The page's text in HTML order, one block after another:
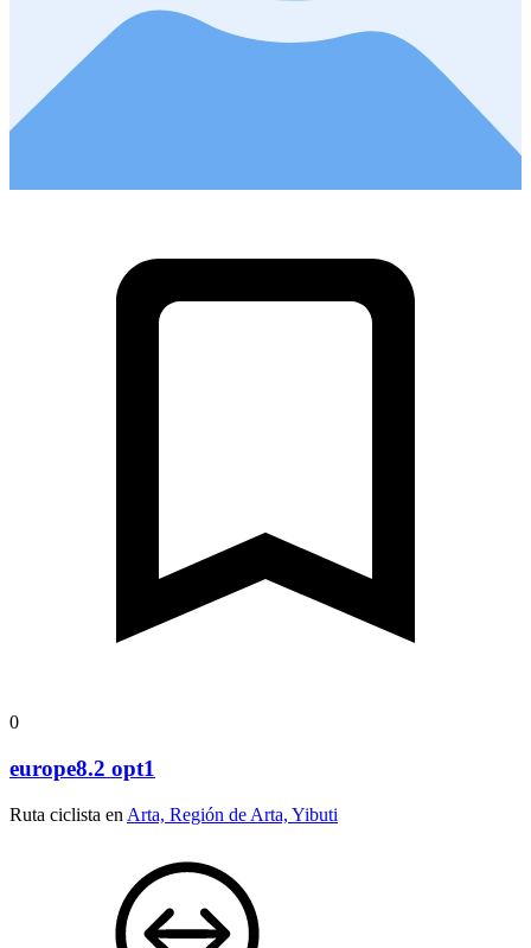
0
europe8.2 opt1
Ruta ciclista en Arta, Región de Arta, Yibuti